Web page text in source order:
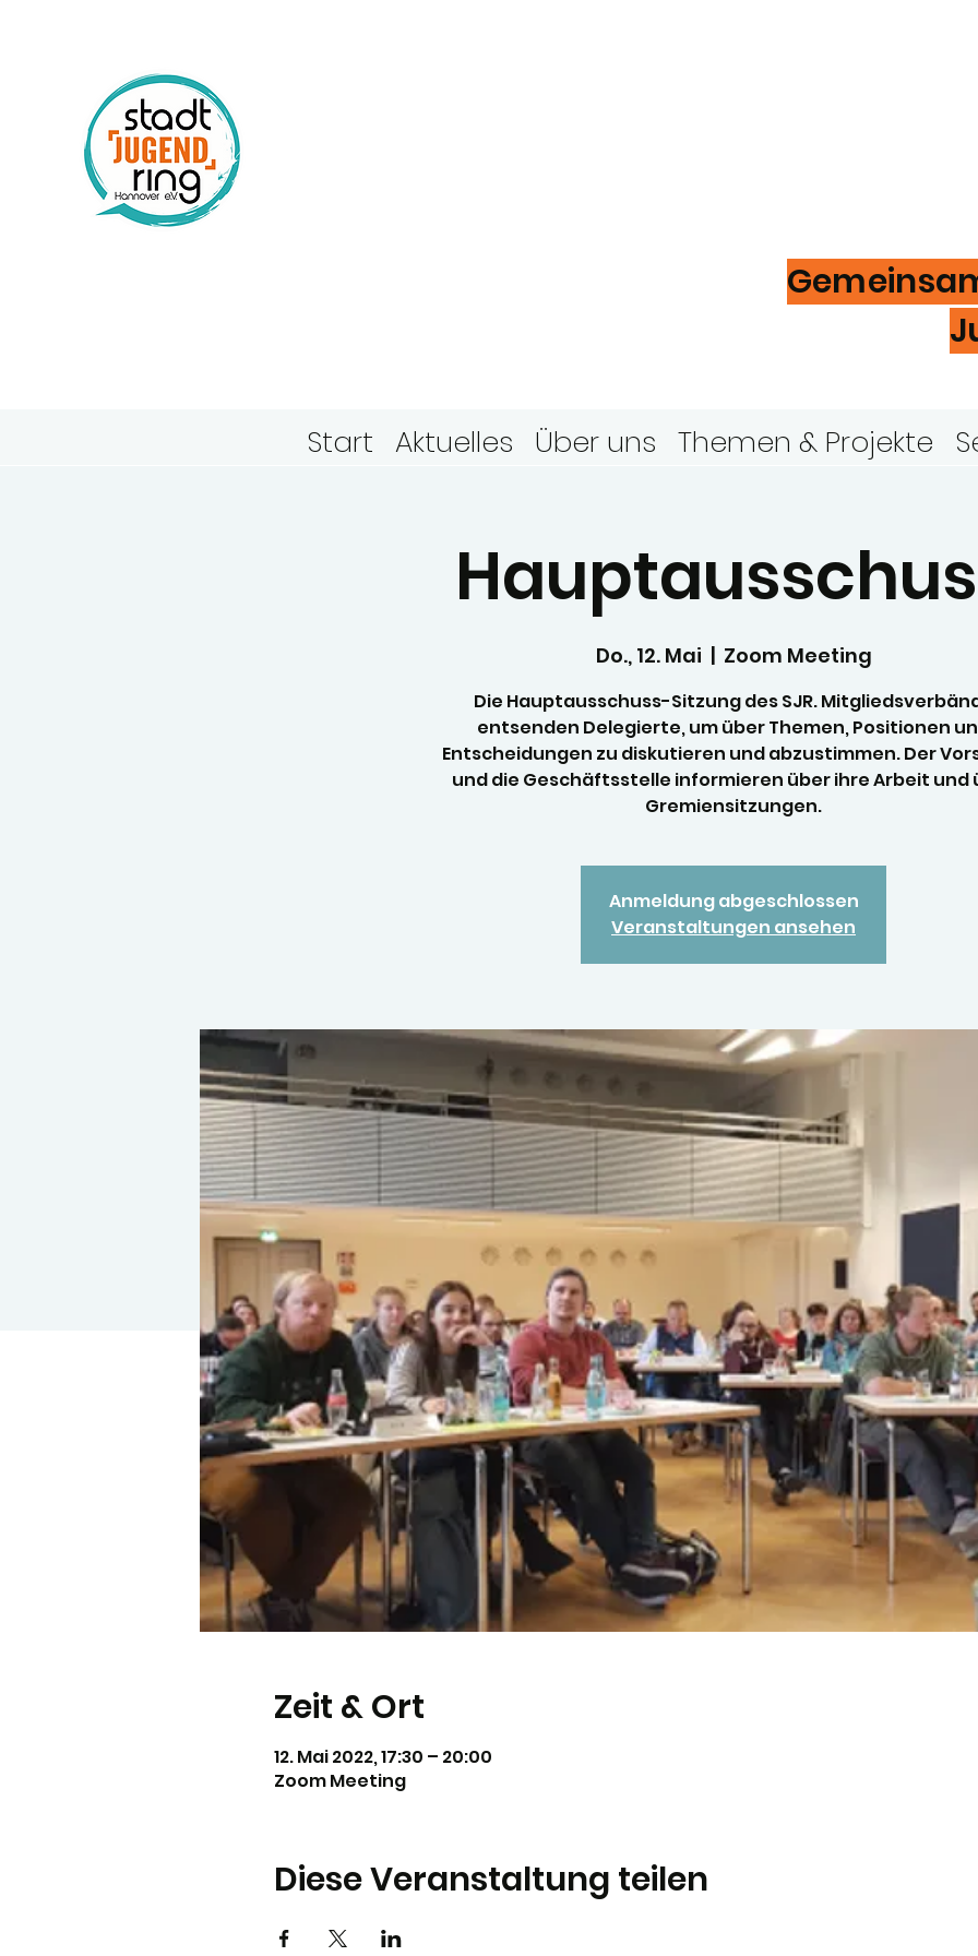
Start Aktuelles Über uns Themen & Projekte
Do., 12. Mai
  |
Zoom Meeting
Die Hauptausschuss-Sitzung des SJR.
entsenden Delegierte, um über Themen, Positionen
Entscheidungen zu diskutieren und abzustimmen. Der
und die Geschäftsstelle informieren über ihre Arbeit und
Gremiensitzungen.
Anmeldung abgeschlossen
Veranstaltungen ansehen
Zeit & Ort
12. Mai 2022, 17:30 – 20:00
Zoom Meeting
Diese Veranstaltung teilen